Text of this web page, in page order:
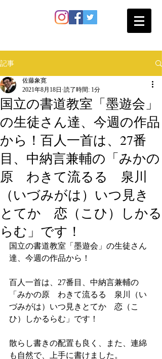
記事
国立の書道教室「墨遊会」
の生徒さん達、今週の作品
から！百人一首は、27番
目、中納言兼輔の「みかの
原 わきて流るる 泉川
（いづみがは）いつ見き
とてか 恋（こひ）しかる
らむ」です！
佐藤象寛
2021年8月18日 読了時間: 1分
国立の書道教室「墨遊会」の生徒さん
達、今週の作品から！
百人一首は、27番目、中納言兼輔の
「みかの原　わきて流るる　泉川（い
づみがは）いつ見きとてか　恋（こ
ひ）しかるらむ」です！
散らし書きの配置も良く、また、連綿
も自然で、上手に書けました。